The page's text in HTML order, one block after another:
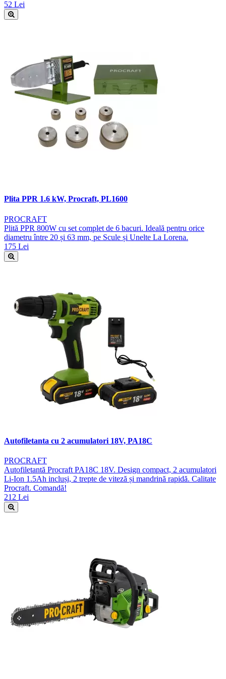
52 Lei
Plita PPR 1.6 kW, Procraft, PL1600
PROCRAFT
Plită PPR 800W cu set complet de 6 bacuri. Ideală pentru orice
diametru între 20 și 63 mm, pe Scule și Unelte La Lorena.
175 Lei
Autofiletanta cu 2 acumulatori 18V, PA18C
PROCRAFT
Autofiletantă Procraft PA18C 18V. Design compact, 2 acumulatori
Li-Ion 1.5Ah incluși, 2 trepte de viteză și mandrină rapidă. Calitate
Procraft. Comandă!
212 Lei